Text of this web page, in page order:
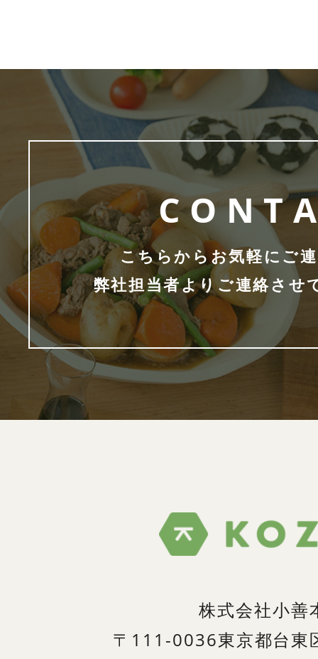
こちらからお気軽にご
弊社担当者よりご連絡させ
株式会社小善
〒111-0036東京都台